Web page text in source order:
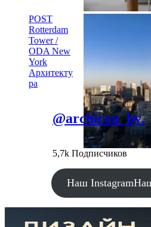
POST
Rotterdam
Tower /
ODA New
York
Архитекту
ра
@archicon_by.
5,7k Подписчиков
Наш Instagram